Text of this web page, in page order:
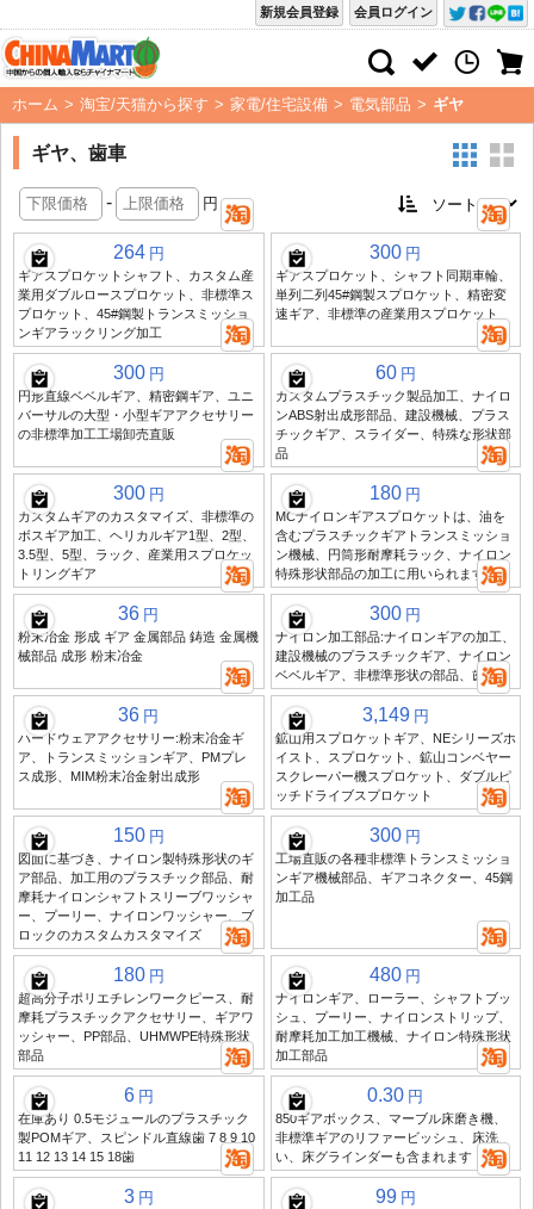
会員ログイン
新規会員登録
ホーム > 淘宝/天猫から探す > 家電/住宅設備 > 電気部品 > ギヤ
ギヤ、歯車
- 円
264 円
ギアスプロケットシャフト、カスタム産
業用ダブルロースプロケット、非標準ス
プロケット、45#鋼製トランスミッショ
ンギアラックリング加工
300 円
ギアスプロケット、シャフト同期車輪、
単列二列45#鋼製スプロケット、精密変
速ギア、非標準の産業用スプロケット
300 円
円形直線ベベルギア、精密鋼ギア、ユニ
バーサルの大型・小型ギアアクセサリー
の非標準加工工場卸売直販
60 円
カスタムプラスチック製品加工、ナイロ
ンABS射出成形部品、建設機械、プラス
チックギア、スライダー、特殊な形状部
品
300 円
カスタムギアのカスタマイズ、非標準の
ボスギア加工、ヘリカルギア1型、2型、
3.5型、5型、ラック、産業用スプロケッ
トリングギア
180 円
MCナイロンギアスプロケットは、油を
含むプラスチックギアトランスミッショ
ン機械、円筒形耐摩耗ラック、ナイロン
特殊形状部品の加工に用いられます
36 円
粉末冶金 形成 ギア 金属部品 鋳造 金属機
械部品 成形 粉末冶金
300 円
ナイロン加工部品:ナイロンギアの加工、
建設機械のプラスチックギア、ナイロン
ベベルギア、非標準形状の部品、歯
36 円
ハードウェアアクセサリー:粉末冶金ギ
ア、トランスミッションギア、PMプレ
ス成形、MIM粉末冶金射出成形
3,149 円
鉱山用スプロケットギア、NEシリーズホ
イスト、スプロケット、鉱山コンベヤー
スクレーパー機スプロケット、ダブルピ
ッチドライブスプロケット
150 円
図面に基づき、ナイロン製特殊形状のギ
ア部品、加工用のプラスチック部品、耐
摩耗ナイロンシャフトスリーブワッシャ
ー、プーリー、ナイロンワッシャー、ブ
ロックのカスタムカスタマイズ
300 円
工場直販の各種非標準トランスミッショ
ンギア機械部品、ギアコネクター、45鋼
加工品
180 円
超高分子ポリエチレンワークピース、耐
摩耗プラスチックアクセサリー、ギアワ
ッシャー、PP部品、UHMWPE特殊形状
部品
480 円
ナイロンギア、ローラー、シャフトブッ
シュ、プーリー、ナイロンストリップ、
耐摩耗加工加工機械、ナイロン特殊形状
加工部品
6 円
在庫あり 0.5モジュールのプラスチック
製POMギア、スピンドル直線歯 7 8 9 10
11 12 13 14 15 18歯
0.30 円
850ギアボックス、マーブル床磨き機、
非標準ギアのリファービッシュ、床洗
い、床グラインダーも含まれます
3 円 99 円